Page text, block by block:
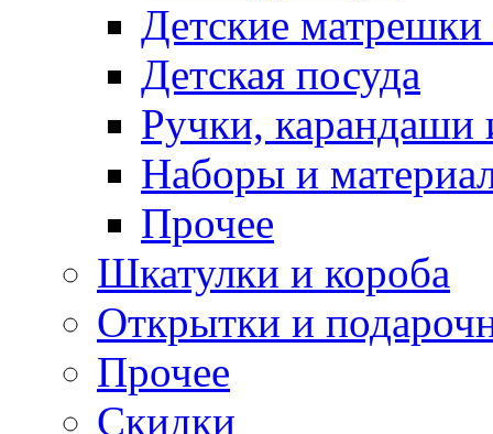
Детские
Детская посуда
Ручки,
Наборы и
Прочее
Шкатулки и короба
Открытки и
Прочее
Скидки